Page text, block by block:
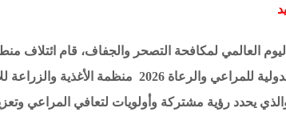
باليوم العالمي لمكافحة التصحر والجفاف، قام ائتلاف
2026 منظمة الأغذية والزراعة للأمم المتحدة، الفاو بإطلاق
يحدد رؤية مشتركة وأولويات لتعافي المراعي